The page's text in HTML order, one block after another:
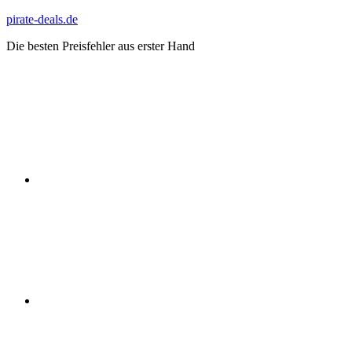
Zum
springen
pirate-deals.de
Die besten Preisfehler aus erster Hand